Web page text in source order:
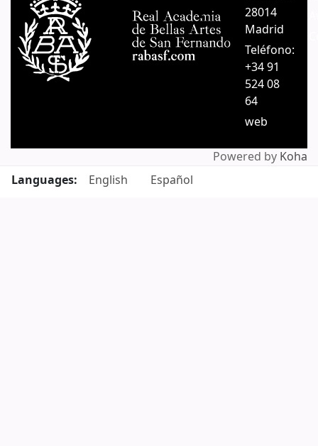
28014
Madrid
Teléfono:
+34 91
524 08
64
web
Powered by Koha
Languages:
English Español